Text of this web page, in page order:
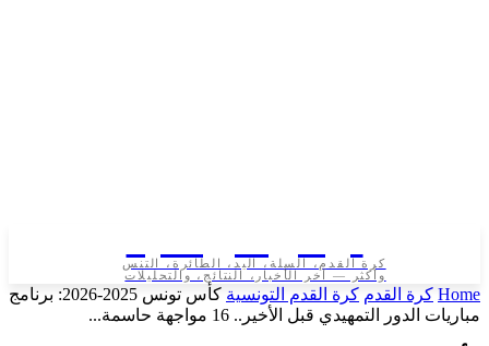
كرة القدم، السلة، اليد، الطائرة، التنس
وأكثر — آخر الأخبار، النتائج، والتحليلات
كرة القدم كرة القدم التونسية
كأس تونس 2025-2026: برنامج
التمهيدي قبل الأخير.. 16 مواجهة حاسمة...